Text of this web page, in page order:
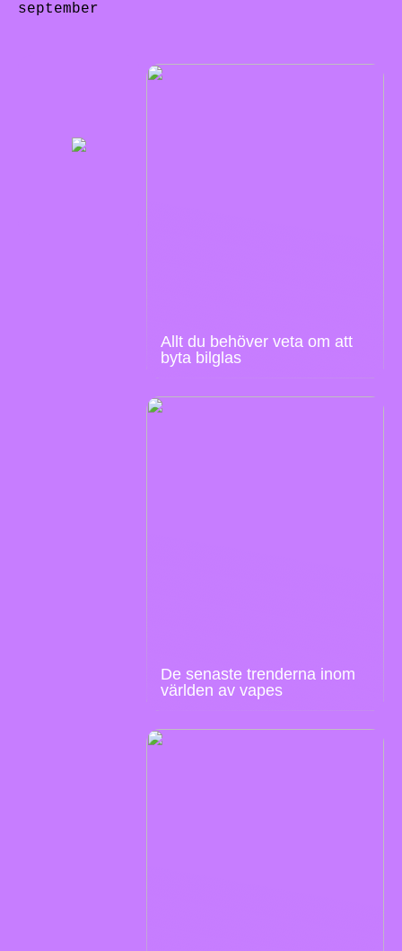
september
Allt du behöver veta om att
byta bilglas
De senaste trenderna inom
världen av vapes